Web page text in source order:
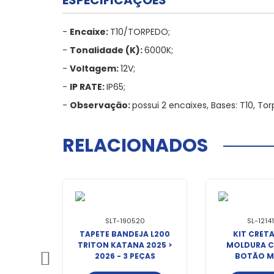
- Encaixe: T10/TORPEDO;
- Tonalidade (K):6000K;
- Voltagem:12V;
- IP RATE:IP65;
- Observação:possui 2 encaixes, Bases: T10,
RELACIONADOS
SLT-190520
TAPETE BANDEJA L200
TRITON KATANA 2025 >
2026 - 3 PEÇAS
SL-
KIT
MOLDURA
BOTÃO